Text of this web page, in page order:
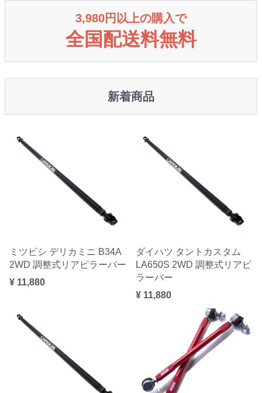
3,980円以上の購入で
全国配送料無料
新着商品
ミツビシ デリカミニ B34A
2WD 調整式リアピラーバー
¥ 11,880
ダイハツ タントカスタム
LA650S 2WD 調整式リアピ
ラーバー
¥ 11,880